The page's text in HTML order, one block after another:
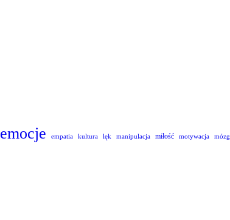
emocje empatia kultura lęk manipulacja miłość motywacja mózg